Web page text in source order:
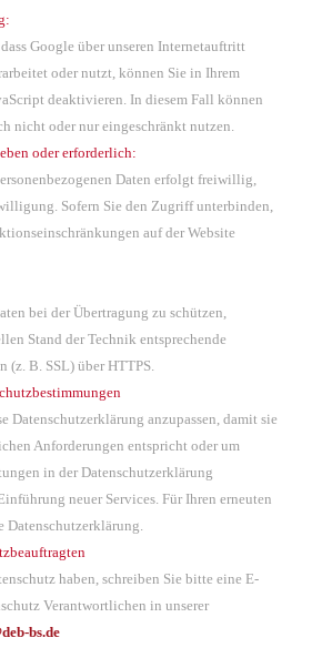
Google über unseren Internetauftritt
oder nutzt, können Sie in Ihrem
deaktivieren. In diesem Fall können
nicht oder nur eingeschränkt nutzen.
oder erforderlich:
Daten erfolgt freiwillig,
Sofern Sie den Zugriff unterbinden,
auf der Website
bei der Übertragung zu schützen,
Stand der Technik entsprechende
(z. B. SSL) über HTTPS.
Datenschutzerklärung anzupassen, damit sie
Anforderungen entspricht oder um
in der Datenschutzerklärung
neuer Services. Für Ihren erneuten
haben, schreiben Sie bitte eine E-
Verantwortlichen in unserer
bs.de